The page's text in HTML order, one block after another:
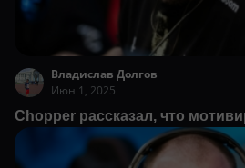
Владислав Долгов
Июн 1, 2025
Сhopper рассказал, что